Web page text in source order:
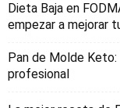
Dieta Baja en
empezar a mejorar
Pan de Molde
profesional